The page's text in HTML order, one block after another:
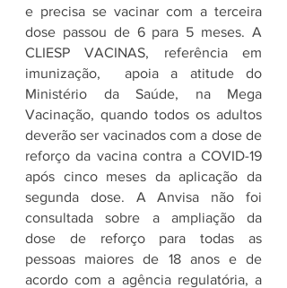
e precisa se vacinar com a terceira
dose passou de 6 para 5 meses. A
CLIESP VACINAS, referência em
imunização,  apoia a atitude do
Ministério da Saúde, na Mega
Vacinação, quando todos os adultos
deverão ser vacinados com a dose de
reforço da vacina contra a COVID-19
após cinco meses da aplicação da
segunda dose. A Anvisa não foi
consultada sobre a ampliação da
dose de reforço para todas as
pessoas maiores de 18 anos e de
acordo com a agência regulatória, a